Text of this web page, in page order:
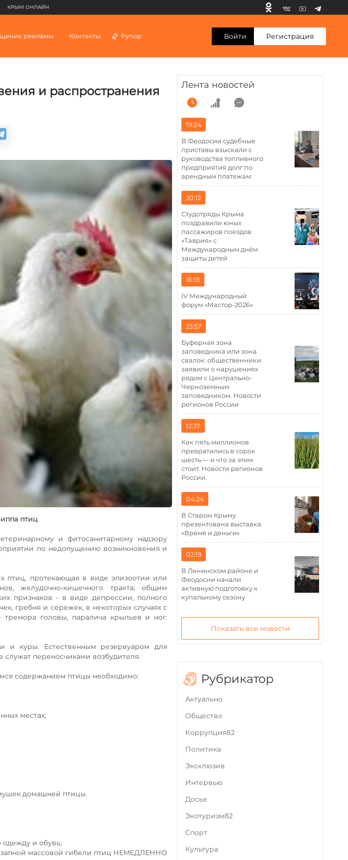
КРЫМ ОНЛАЙН
рекламы Контакты Рупор Войти Регистрация
и распространения
птиц
и фитосанитарному надзору
по недопущению возникновения и
птиц, протекающая в виде эпизоотии или
желудочно-кишечного тракта, общим
признаков - в виде депрессии, полного
гребня и сережек, в некоторых случаях с
головы, паралича крыльев и ног.
и куры. Естественным резервуаром для
переносчиками возбудителя.
содержанием птицы необходимо:
местах;
домашней птицы.
одежду и обувь;
массовой гибели птиц НЕМЕДЛЕННО
Лента новостей
19:24
В Феодосии судебные
приставы взыскали с
руководства топливного
предприятия долг по
арендным платежам
20:12
Студотряды Крыма
поздравили юных
пассажиров поездов
«Таврия» с
Международным днём
защиты детей
16:18
IV Международный
форум «Мастор-2026»
23:57
Буферная зона
заповедника или зона
свалок: общественники
заявили о нарушениях
рядом с Центрально-
Черноземным
заповедником. Новости
регионов России
12:37
Как пять миллионов
превратились в сорок
шесть — и что за этим
стоит. Новости регионов
России.
04:24
В Старом Крыму
презентована выставка
«Время и деньги»
02:19
В Ленинском районе и
Феодосии начали
активную подготовку к
купальному сезону
Показать все новости
Рубрикатор
Актуально
Общество
Коррупция82
Политика
Эксклюзив
Интервью
Досье
Экотуризм82
Cпорт
Культура